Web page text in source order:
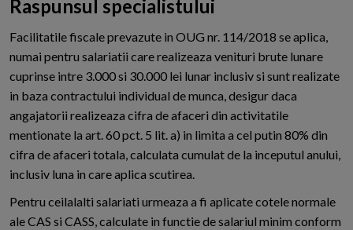
Raspunsul specialistului
Facilitatile fiscale prevazute in OUG nr. 114/2018 se aplica,
numai pentru salariatii care realizeaza venituri brute lunare
cuprinse intre 3.000 si 30.000 lei lunar inclusiv si sunt realizate
in baza contractului individual de munca, desigur daca
angajatorii realizeaza cifra de afaceri din activitatile
mentionate la art. 60 pct. 5 lit. a) in limita a cel putin 80% din
cifra de afaceri totala, calculata cumulat de la inceputul anului,
inclusiv luna in care aplica scutirea.
Pentru ceilalalti salariati urmeaza a fi aplicate cotele normale
ale CAS si CASS, calculate in functie de salariul minim conform